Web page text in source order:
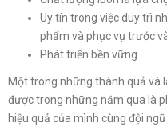
Uy tín trong việc duy trì
phẩm và phục vụ trước
Phát triển bền vững .
Một trong những thành quả và
được trong những năm qua là
hiệu quả của mình cùng đội